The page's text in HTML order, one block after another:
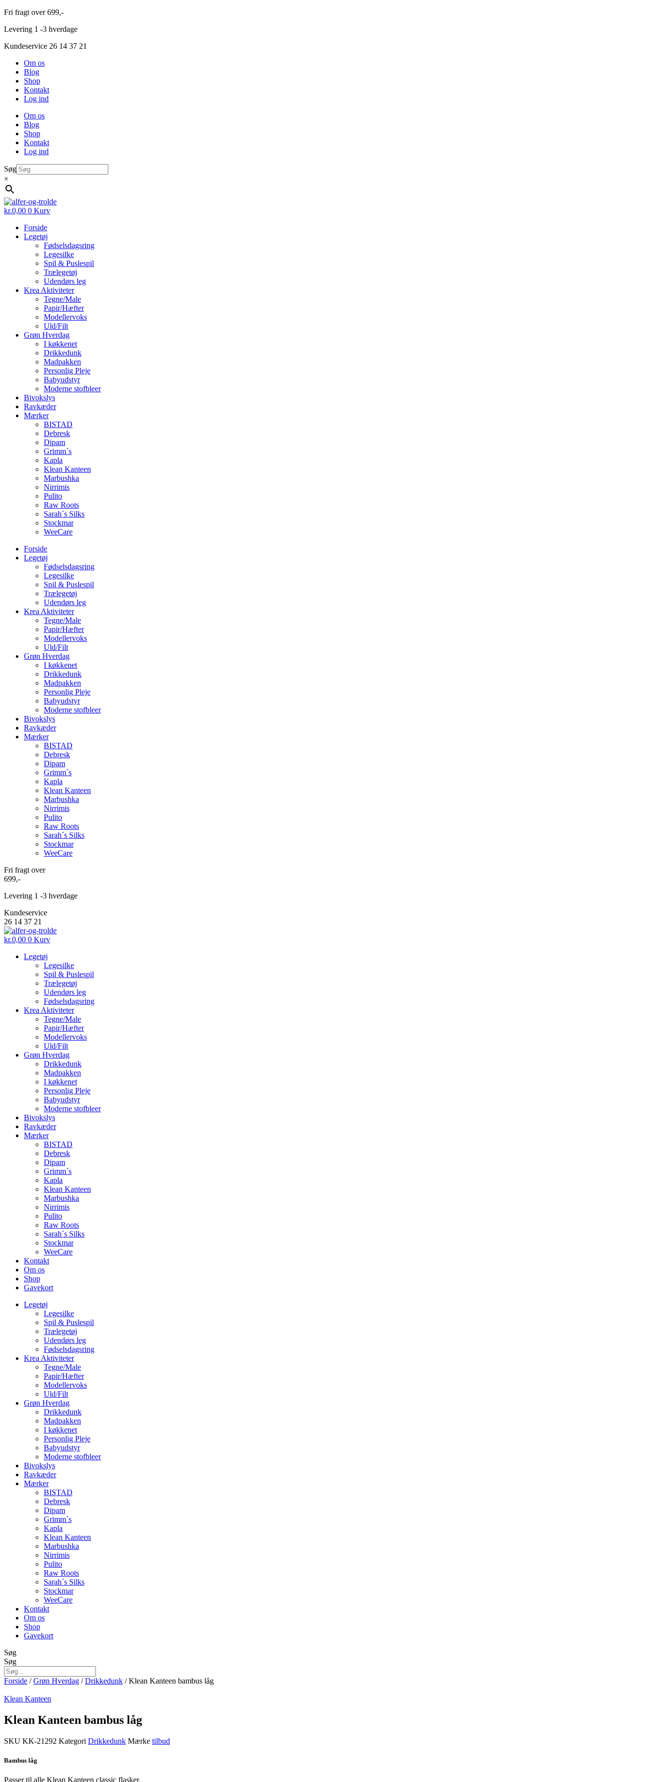
Videre
indhold
Fri fragt over 699,-
Levering 1 -3 hverdage
Kundeservice 26 14 37 21
Om os
Blog
Shop
Kontakt
Log ind
Om os
Blog
Shop
Kontakt
Log ind
Søg
×
kr.0,00 0 Kurv
Forside
Legetøj
Fødselsdagsring
Legesilke
Spil & Puslespil
Trælegetøj
Udendørs leg
Krea Aktiviteter
Tegne/Male
Papir/Hæfter
Modellervoks
Uld/Filt
Grøn Hverdag
I køkkenet
Drikkedunk
Madpakken
Personlig Pleje
Babyudstyr
Moderne stofbleer
Bivokslys
Ravkæder
Mærker
BISTAD
Debresk
Dipam
Grimm´s
Kapla
Klean Kanteen
Marbushka
Nirrimis
Pulito
Raw Roots
Sarah´s Silks
Stockmar
WeeCare
Forside
Legetøj
Fødselsdagsring
Legesilke
Spil & Puslespil
Trælegetøj
Udendørs leg
Krea Aktiviteter
Tegne/Male
Papir/Hæfter
Modellervoks
Uld/Filt
Grøn Hverdag
I køkkenet
Drikkedunk
Madpakken
Personlig Pleje
Babyudstyr
Moderne stofbleer
Bivokslys
Ravkæder
Mærker
BISTAD
Debresk
Dipam
Grimm´s
Kapla
Klean Kanteen
Marbushka
Nirrimis
Pulito
Raw Roots
Sarah´s Silks
Stockmar
WeeCare
Fri fragt over
699,-
Levering 1 -3 hverdage
Kundeservice
26 14 37 21
kr.0,00 0 Kurv
Legetøj
Legesilke
Spil & Puslespil
Trælegetøj
Udendørs leg
Fødselsdagsring
Krea Aktiviteter
Tegne/Male
Papir/Hæfter
Modellervoks
Uld/Filt
Grøn Hverdag
Drikkedunk
Madpakken
I køkkenet
Personlig Pleje
Babyudstyr
Moderne stofbleer
Bivokslys
Ravkæder
Mærker
BISTAD
Debresk
Dipam
Grimm´s
Kapla
Klean Kanteen
Marbushka
Nirrimis
Pulito
Raw Roots
Sarah´s Silks
Stockmar
WeeCare
Kontakt
Om os
Shop
Gavekort
Legetøj
Legesilke
Spil & Puslespil
Trælegetøj
Udendørs leg
Fødselsdagsring
Krea Aktiviteter
Tegne/Male
Papir/Hæfter
Modellervoks
Uld/Filt
Grøn Hverdag
Drikkedunk
Madpakken
I køkkenet
Personlig Pleje
Babyudstyr
Moderne stofbleer
Bivokslys
Ravkæder
Mærker
BISTAD
Debresk
Dipam
Grimm´s
Kapla
Klean Kanteen
Marbushka
Nirrimis
Pulito
Raw Roots
Sarah´s Silks
Stockmar
WeeCare
Kontakt
Om os
Shop
Gavekort
Søg
Søg
Forside /Grøn Hverdag /Drikkedunk / Klean Kanteen bambus låg
Klean Kanteen
Klean Kanteen bambus låg
SKU KK-21292 Kategori Drikkedunk Mærke tilbud
Bambus låg
Passer til alle Klean Kanteen classic flasker.